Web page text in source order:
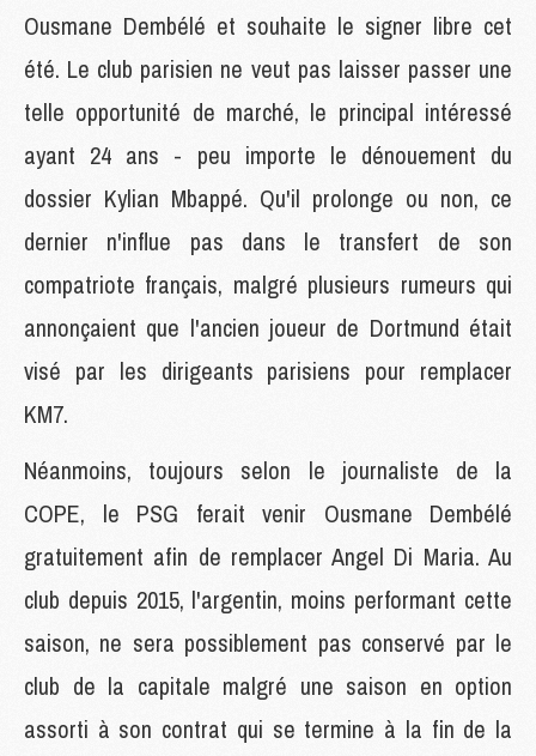
Ousmane Dembélé et souhaite le signer libre cet
été. Le club parisien ne veut pas laisser passer une
telle opportunité de marché, le principal intéressé
ayant 24 ans - peu importe le dénouement du
dossier Kylian Mbappé. Qu'il prolonge ou non, ce
dernier n'influe pas dans le transfert de son
compatriote français, malgré plusieurs rumeurs qui
annonçaient que l'ancien joueur de Dortmund était
visé par les dirigeants parisiens pour remplacer
KM7.
Néanmoins, toujours selon le journaliste de la
COPE, le PSG ferait venir Ousmane Dembélé
gratuitement afin de remplacer Angel Di Maria. Au
club depuis 2015, l'argentin, moins performant cette
saison, ne sera possiblement pas conservé par le
club de la capitale malgré une saison en option
assorti à son contrat qui se termine à la fin de la